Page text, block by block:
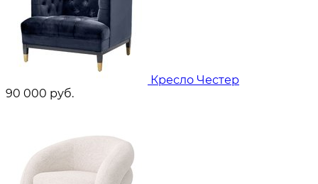
Кресло Честер
90 000 руб.